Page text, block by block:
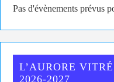
Pas d'évènements prévus
L’AURORE
2026-2027